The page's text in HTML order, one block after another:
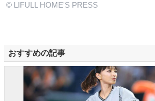
© LIFULL HOME'S PRESS
おすすめの記事